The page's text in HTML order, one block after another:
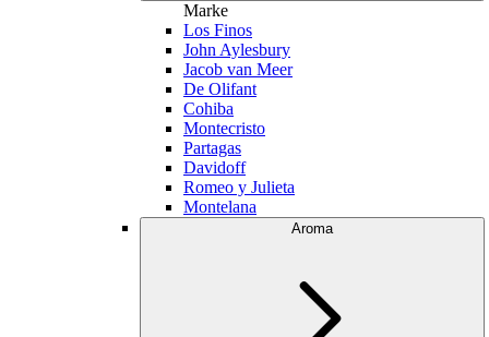
Marke
Los Finos
John Aylesbury
Jacob van Meer
De Olifant
Cohiba
Montecristo
Partagas
Davidoff
Romeo y Julieta
Montelana
Aroma